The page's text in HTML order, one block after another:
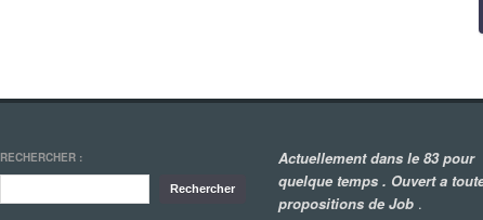
RECHERCHER :
Actuellement dans le 83 pour
quelque temps . Ouvert a
propositions de Job .